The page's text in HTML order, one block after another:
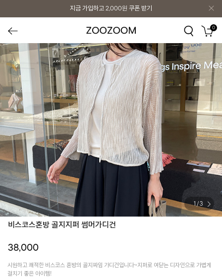
지금 가입하고 2,000원 쿠폰 받기
0
1 / 3
비스코스혼방 골지지퍼 썸머가디건
38,000
시원하고 쾌적한 비스코스 혼방의 골지짜임 가디건입니다~지퍼로 여닫는 디자인으로 가볍게
걸치기 좋은 아이템!